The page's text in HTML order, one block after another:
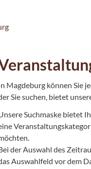
Magdeburg können Sie
Sie suchen, bietet
Suchmaske bietet
der Auswahl des
Auswahlfeld vor dem